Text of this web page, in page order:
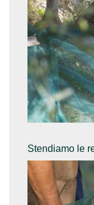
Stendiamo le